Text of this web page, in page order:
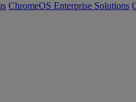
ChromeOS Enterprise Solutions